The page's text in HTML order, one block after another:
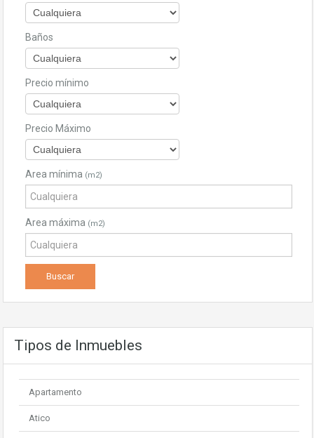
Baños
Precio mínimo
Precio Máximo
Area mínima (m2)
Area máxima (m2)
Tipos de Inmuebles
Apartamento
Atico